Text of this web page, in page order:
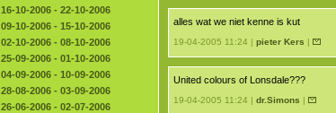
16-10-2006 - 22-10-2006
09-10-2006 - 15-10-2006
02-10-2006 - 08-10-2006
25-09-2006 - 01-10-2006
04-09-2006 - 10-09-2006
28-08-2006 - 03-09-2006
26-06-2006 - 02-07-2006
alles wat we niet kenne is kut
19-04-2005 11:24 | pieter Kers |
United colours of Lonsdale???
19-04-2005 11:24 | dr.Simons |